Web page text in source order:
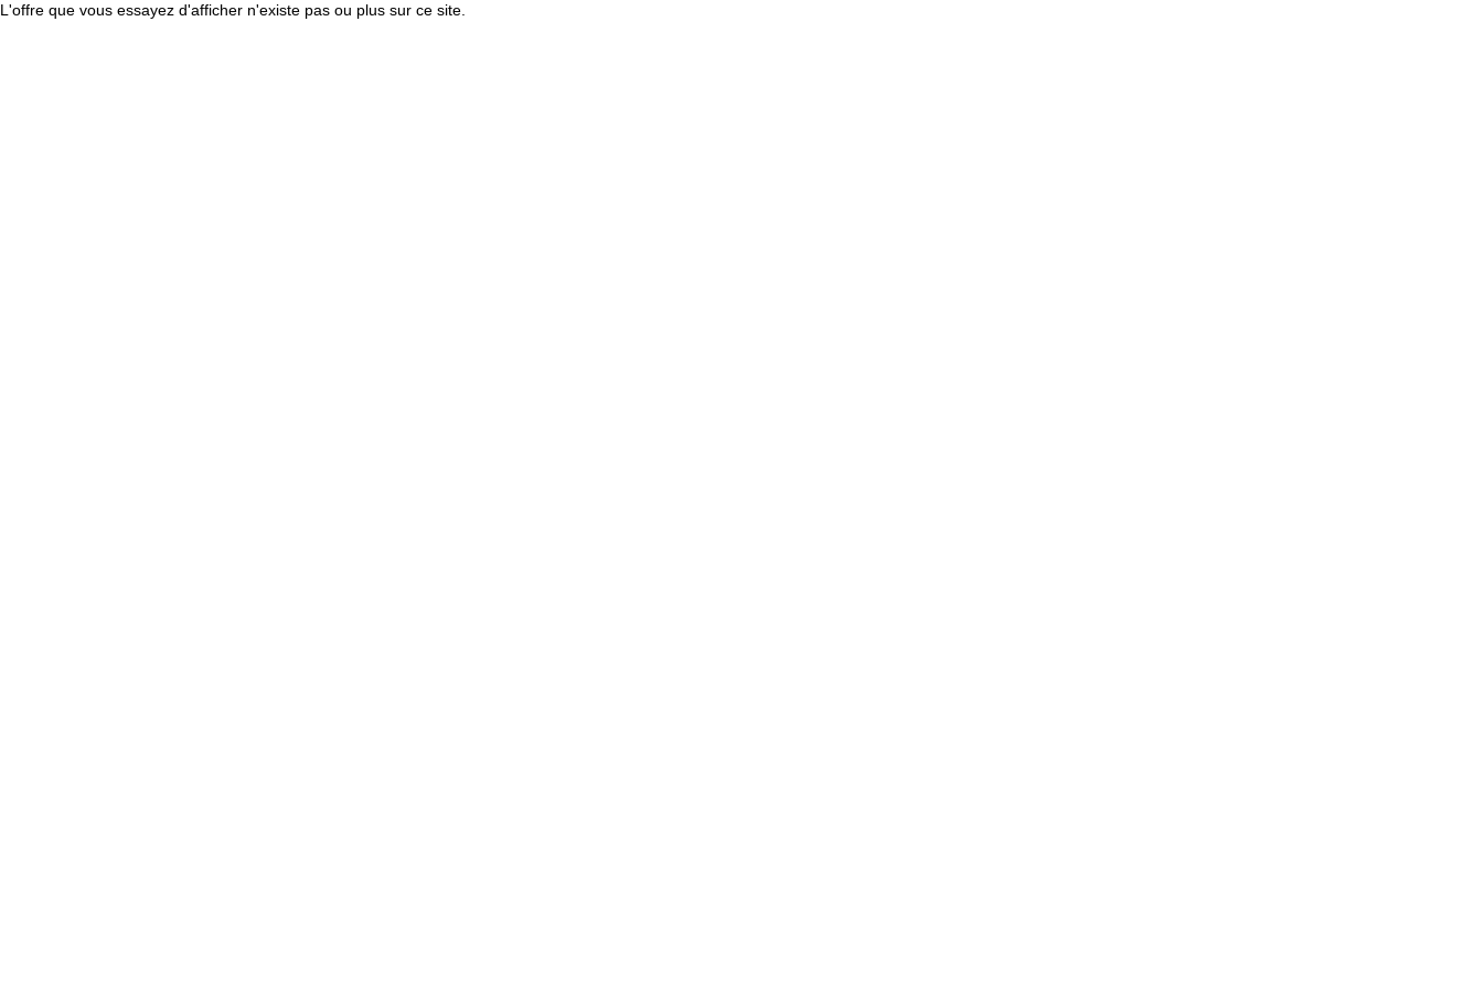
L'offre que vous essayez d'afficher n'existe pas ou plus sur ce site.